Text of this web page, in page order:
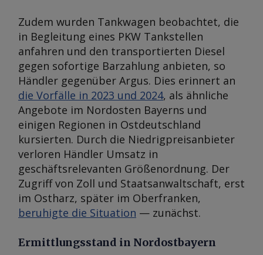
Zudem wurden Tankwagen beobachtet, die
in Begleitung eines PKW Tankstellen
anfahren und den transportierten Diesel
gegen sofortige Barzahlung anbieten, so
Händler gegenüber Argus. Dies erinnert an
die Vorfälle in 2023 und 2024, als ähnliche
Angebote im Nordosten Bayerns und
einigen Regionen in Ostdeutschland
kursierten. Durch die Niedrigpreisanbieter
verloren Händler Umsatz in
geschäftsrelevanten Größenordnung. Der
Zugriff von Zoll und Staatsanwaltschaft, erst
im Ostharz, später im Oberfranken,
beruhigte die Situation — zunächst.
Ermittlungsstand in Nordostbayern